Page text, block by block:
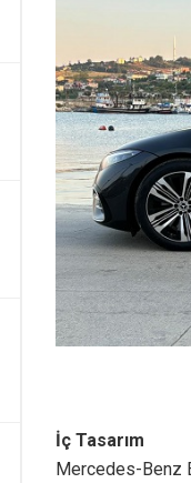
İç Tasarım
Mercedes-Benz